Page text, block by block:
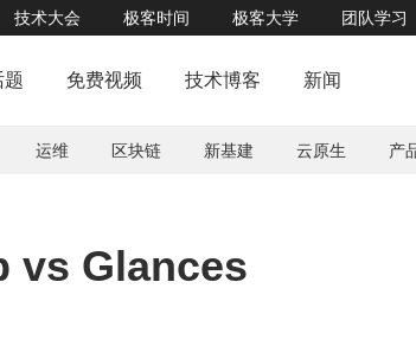
技术大会 极客时间 极客大学 团队学习
题 免费视频 技术博客 新闻
运维 区块链 新基建 云原生 产
vs Glances